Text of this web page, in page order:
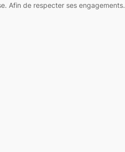
Afin de respecter ses